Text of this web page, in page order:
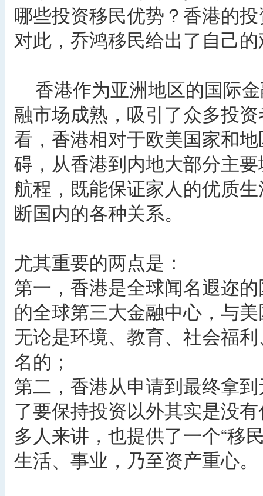
哪些投资移民优势？香港的
对此，乔鸿移民给出了自己
香港作为亚洲地区的国际
融市场成熟，吸引了众多投
看，香港相对于欧美国家和
碍，从香港到内地大部分主
航程，既能保证家人的优质
断国内的各种关系。
尤其重要的两点是：
第一，香港是全球闻名遐迩
的全球第三大金融中心，与
无论是环境、教育、社会福
名的；
第二，香港从申请到最终拿
了要保持投资以外其实是没
多人来讲，也提供了一个“移
生活、事业，乃至资产重心。